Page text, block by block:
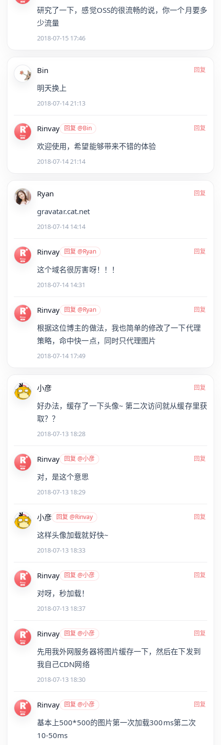
研究了一下，感觉OSS的很流畅的说，你一个月要多
少流量
2018-07-15 17:46
Bin 回复
明天换上
2018-07-14 21:13
Rinvay 回复 @Bin 回复
欢迎使用，希望能够带来不错的体验
2018-07-14 21:14
Ryan 回复
gravatar.cat.net
2018-07-14 14:14
Rinvay 回复 @Ryan 回复
这个域名很厉害呀！！！
2018-07-14 14:31
Rinvay 回复 @Ryan 回复
根据这位博主的做法，我也简单的修改了一下代理
策略，命中快一点，同时只代理图片
2018-07-14 17:49
小彦 回复
好办法，缓存了一下头像~ 第二次访问就从缓存里获
取？？
2018-07-13 18:28
Rinvay 回复 @小彦 回复
对，是这个意思
2018-07-13 18:29
小彦 回复 @Rinvay 回复
这样头像加载就好快~
2018-07-13 18:33
Rinvay 回复 @小彦 回复
对呀，秒加载！
2018-07-13 18:37
Rinvay 回复 @小彦 回复
先用我外网服务器将图片缓存一下，然后在下发到
我自己CDN网络
2018-07-13 18:30
Rinvay 回复 @小彦 回复
基本上500*500的图片第一次加载300ms第二次
10-50ms